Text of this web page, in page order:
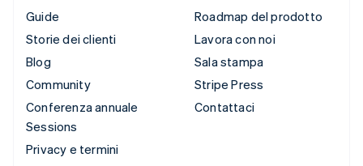
Guide
Storie dei clienti
Blog
Community
Conferenza annuale
Sessions
Privacy e termini
Roadmap del prodotto
Lavora con noi
Sala stampa
Stripe Press
Contattaci